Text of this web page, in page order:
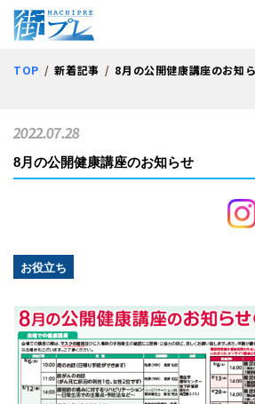
街プレ -東
TOP 新着記事 8月の公開健康講座のお知
8月の公開健康講座のお知らせ
お役立ち
2022.07.28